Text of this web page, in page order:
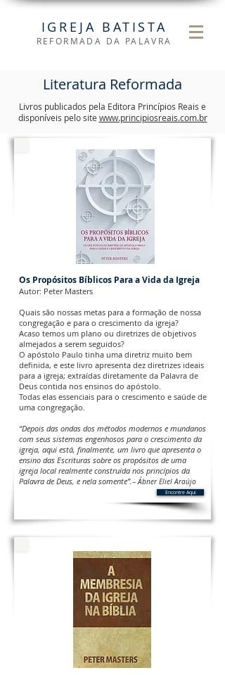
IGREJA BATISTA
REFORMADA DA PALAVRA
Literatura Reformada
Livros publicados pela Editora Princípios Reais e
disponíveis pelo site www.principiosreais.com.br
Os Propósitos Bíblicos Para a Vida da Igreja
Autor: Peter Masters
Quais são nossas metas para a formação de nossa
congregação e para o crescimento da igreja?
Acaso temos um plano ou diretrizes de objetivos
almejados a serem seguidos?
O apóstolo Paulo tinha uma diretriz muito bem
definida, e este livro apresenta dez diretrizes ideais
para a igreja; extraídas diretamente da Palavra de
Deus contida nos ensinos do apóstolo.
Todas elas essenciais para o crescimento e saúde de
uma congregação.
“Depois das ondas dos métodos modernos e mundanos
com seus sistemas engenhosos para o crescimento da
igreja, aqui está, finalmente, um livro que apresenta o
ensino das Escrituras sobre os propósitos de uma
igreja local realmente construída nos princípios da
Palavra de Deus, e nela somente”.– Ábner Eliel Araújo
Encontre Aqui